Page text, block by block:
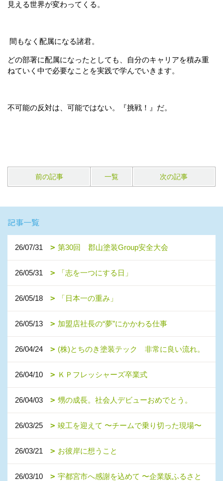
見える世界が変わってくる。
間もなく配属になる諸君。
どの部署に配属になったとしても、自分のキャリアを積み重
ねていく中で必要なことを実践で学んでいきます。
不可能の反対は、可能ではない。『挑戦！』だ。
前の記事 一覧 次の記事
記事一覧
26/07/31 第30回 郡山塗装Group安全大会
26/05/31 「志を一つにする日」
26/05/18 「日本一の重み」
26/05/13 加盟店社長の“夢”にかかわる仕事
26/04/24 (株)とちのき塗装テック 非常に良い流れ。
26/04/10 ＫＰフレッシャーズ卒業式
26/04/03 甥の成長。社会人デビューおめでとう。
26/03/25 竣工を迎えて 〜チームで乗り切った現場〜
26/03/21 お彼岸に想うこと
26/03/10
宇都宮市へ感謝を込めて 〜企業版ふるさと